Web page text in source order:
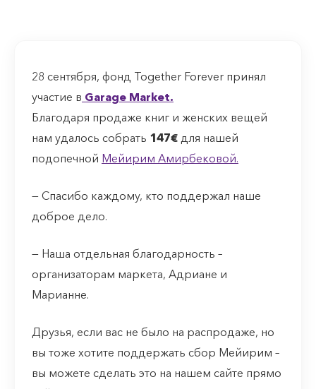
28 сентября, фонд Together Forever принял
участие в Garage Market.
Благодаря продаже книг и женских вещей
нам удалось собрать 147€ для нашей
подопечной Мейирим Амирбековой.
— Спасибо каждому, кто поддержал наше
доброе дело.
— Наша отдельная благодарность –
организаторам маркета, Адриане и
Марианне.
Друзья, если вас не было на распродаже, но
вы тоже хотите поддержать сбор Мейирим –
вы можете сделать это на нашем сайте прямо